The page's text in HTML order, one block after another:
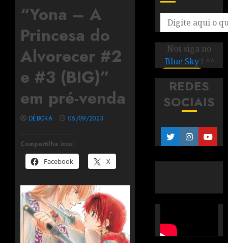
“Yona – A
Princesa do
Alvorecer #2
e #3 (BIG)”
em pré-venda
Compartilhe isso:
Facebook
X
DÉBORA 06/09/2023
Nos siga no
Blue Sky ! ^^
REDES
SOCIAIS